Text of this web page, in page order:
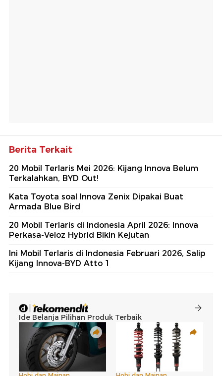
Berita Terkait
20 Mobil Terlaris Mei 2026: Kijang Innova Belum
Terkalahkan, BYD Out!
Kata Toyota soal Innova Zenix Dipakai Buat
Armada Blue Bird
20 Mobil Terlaris di Indonesia April 2026: Innova
Perkasa-Veloz Hybrid Bikin Kejutan
Ini Mobil Terlaris di Indonesia Februari 2026, Salip
Kijang Innova-BYD Atto 1